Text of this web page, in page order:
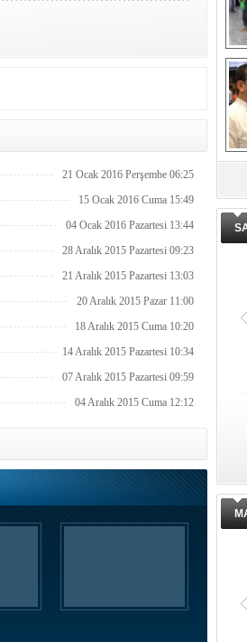
21 Ocak 2016 Perşembe 06:25
15 Ocak 2016 Cuma 15:49
04 Ocak 2016 Pazartesi 13:44
28 Aralık 2015 Pazartesi 09:23
21 Aralık 2015 Pazartesi 13:03
20 Aralık 2015 Pazar 11:00
18 Aralık 2015 Cuma 10:20
14 Aralık 2015 Pazartesi 10:34
07 Aralık 2015 Pazartesi 09:59
04 Aralık 2015 Cuma 12:12